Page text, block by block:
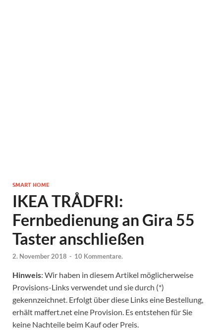
SMART HOME
IKEA TRÅDFRI:
Fernbedienung an Gira 55
Taster anschließen
2. November 2018 - 10 Kommentare.
Hinweis: Wir haben in diesem Artikel möglicherweise
Provisions-Links verwendet und sie durch (*)
gekennzeichnet. Erfolgt über diese Links eine Bestellung,
erhält maffert.net eine Provision. Es entstehen für Sie
keine Nachteile beim Kauf oder Preis.